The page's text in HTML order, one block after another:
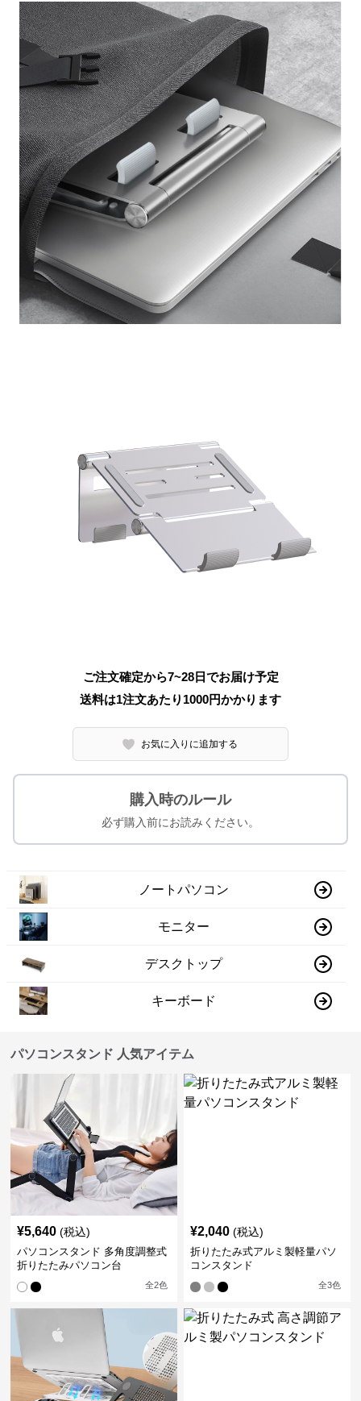
ご注文確定から7~28日でお届け予定
送料は1注文あたり 1000円かかります
お気に入りに追加する
購入時のルール
必ず購入前にお読みください。
ノートパソコン
モニター
デスクトップ
キーボード
パソコンスタンド 人気アイテム
¥5,640 (税込)
パソコンスタンド 多角度調整式
折りたたみパソコン台
全2色
¥2,040 (税込)
折りたたみ式アルミ製軽量パソ
コンスタンド
全3色